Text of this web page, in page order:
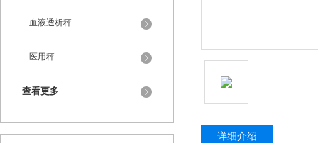
血液透析秤
医用秤
查看更多
详细介绍